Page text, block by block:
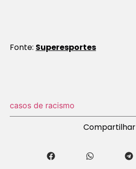
Fonte: Superesportes
casos de racismo
Compartilhar